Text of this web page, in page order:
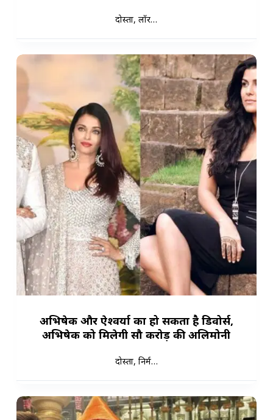
दोस्तों, लॉरें…
अभिषेक और ऐश्वर्या का हो सकता है डिवोर्स,
अभिषेक को मिलेगी सौ करोड़ की अलिमोनी
दोस्तों, निर्म…